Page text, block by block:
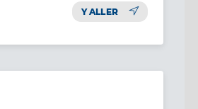
Y ALLER